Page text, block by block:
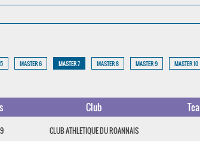
MASTER 6 MASTER 7 MASTER 8 MASTER 9 MASTER 10
Club
CLUB ATHLETIQUE DU ROANNAIS